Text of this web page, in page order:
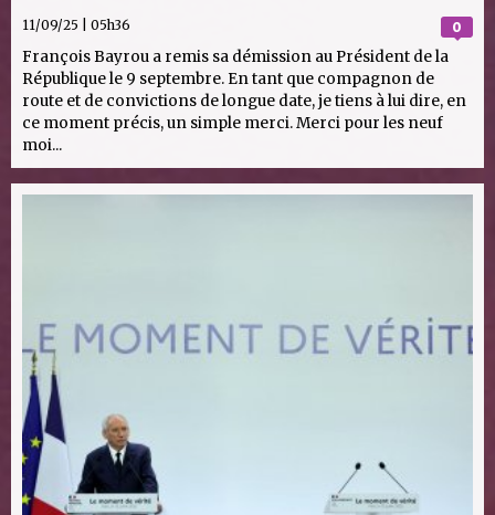
0
11/09/25 | 05h36
François Bayrou a remis sa démission au Président de la
République le 9 septembre. En tant que compagnon de
route et de convictions de longue date, je tiens à lui dire, en
ce moment précis, un simple merci. Merci pour les neuf
moi...